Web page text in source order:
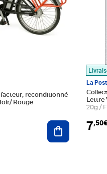
reconditionné
Rouge
Ajouter au
La
Lettre
20g /
7,50€